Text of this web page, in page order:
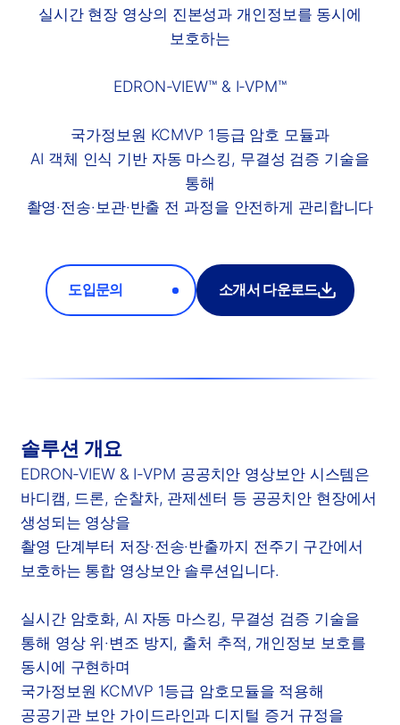
실시간 현장 영상의 진본성과 개인정보를 동시에
보호하는
EDRON-VIEW™ & I-VPM™
국가정보원 KCMVP 1등급 암호 모듈과
AI 객체 인식 기반 자동 마스킹, 무결성 검증 기술을
통해
촬영·전송·보관·반출 전 과정을 안전하게 관리합니다
도입문의 소개서 다운로드
솔루션 개요
EDRON-VIEW & I-VPM 공공치안 영상보안 시스템은
바디캠, 드론, 순찰차, 관제센터 등 공공치안 현장에서
생성되는 영상을
촬영 단계부터 저장·전송·반출까지 전주기 구간에서
보호하는 통합 영상보안 솔루션입니다.
실시간 암호화, AI 자동 마스킹, 무결성 검증 기술을
통해 영상 위·변조 방지, 출처 추적, 개인정보 보호를
동시에 구현하며
국가정보원 KCMVP 1등급 암호모듈을 적용해
공공기관 보안 가이드라인과 디지털 증거 규정을